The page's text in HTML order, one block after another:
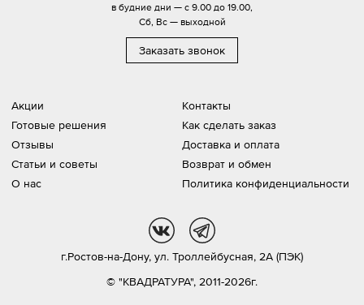
Акции
Готовые решения
Отзывы
Статьи и советы
О нас
Контакты
Как сделать заказ
Доставка и оплата
Возврат и обмен
Политика конфиденциальности
в будние дни — с 9.00 до 19.00,
Сб, Вс — выходной
Заказать звонок
© "КВАДРАТУРА", 2011-2026г.
г.Ростов-на-Дону, ул. Троллейбусная, 2А (ПЭК)